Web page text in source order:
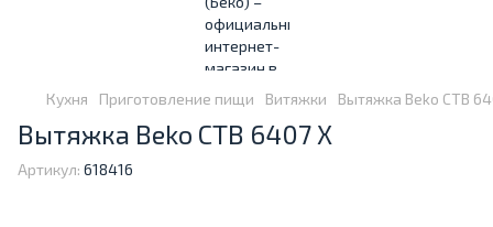
Кухня Приготовление пищи Витяжки Вытяжка Beko CTB
Вытяжка Beko CTB 6407 X
Артикул: 618416